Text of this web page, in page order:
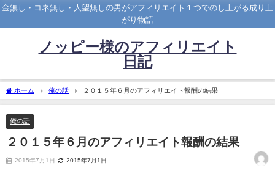
金無し・コネ無し・人望無しの男がアフィリエイト１つでのし上がる成り上
がり物語
ノッピー様のアフィリエイト
日記
ホーム 俺の話 ２０１５年６月のアフィリエイト報酬の結果
俺の話
２０１５年６月のアフィリエイト報酬の結果
2015年7月1日 2015年7月1日